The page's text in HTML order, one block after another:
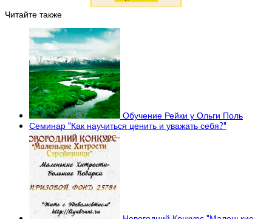
Читайте также
Обучение Рейки у Ольги Поль
Семинар "Как научиться ценить и уважать себя?"